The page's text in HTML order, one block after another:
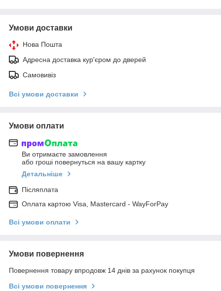
Умови доставки
Нова Пошта
Адресна доставка кур'єром до дверей
Самовивіз
Всі умови доставки
Умови оплати
Ви отримаєте замовлення
або гроші повернуться на вашу картку
Детальніше
Післяплата
Оплата картою Visa, Mastercard - WayForPay
Всі умови оплати
Умови повернення
Повернення товару впродовж 14 днів за рахунок покупця
Всі умови повернення